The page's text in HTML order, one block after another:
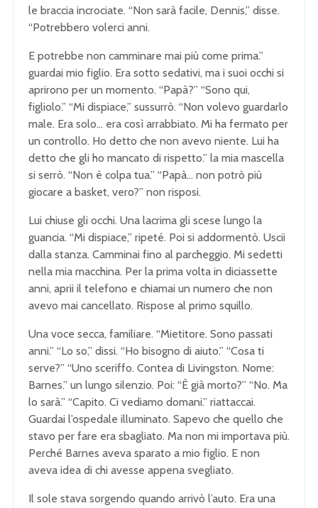
le braccia incrociate. “Non sarà facile, Dennis,” disse.
“Potrebbero volerci anni.
E potrebbe non camminare mai più come prima.”
guardai mio figlio. Era sotto sedativi, ma i suoi occhi si
aprirono per un momento. “Papà?” “Sono qui,
figliolo.” “Mi dispiace,” sussurrò. “Non volevo guardarlo
male. Era solo… era così arrabbiato. Mi ha fermato per
un controllo. Ho detto che non avevo niente. Lui ha
detto che gli ho mancato di rispetto.” la mia mascella
si serrò. “Non è colpa tua.” “Papà… non potrò più
giocare a basket, vero?” non risposi.
Lui chiuse gli occhi. Una lacrima gli scese lungo la
guancia. “Mi dispiace,” ripeté. Poi si addormentò. Uscii
dalla stanza. Camminai fino al parcheggio. Mi sedetti
nella mia macchina. Per la prima volta in diciassette
anni, aprii il telefono e chiamai un numero che non
avevo mai cancellato. Rispose al primo squillo.
Una voce secca, familiare. “Mietitore. Sono passati
anni.” “Lo so,” dissi. “Ho bisogno di aiuto.” “Cosa ti
serve?” “Uno sceriffo. Contea di Livingston. Nome:
Barnes.” un lungo silenzio. Poi: “È già morto?” “No. Ma
lo sarà.” “Capito. Ci vediamo domani.” riattaccai.
Guardai l’ospedale illuminato. Sapevo che quello che
stavo per fare era sbagliato. Ma non mi importava più.
Perché Barnes aveva sparato a mio figlio. E non
aveva idea di chi avesse appena svegliato.
Il sole stava sorgendo quando arrivò l’auto. Era una